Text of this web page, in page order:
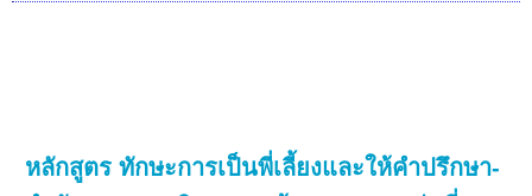
หลักสูตร ทักษะการเป็นพี่เลี้ยงและให้คำปรึกษา-